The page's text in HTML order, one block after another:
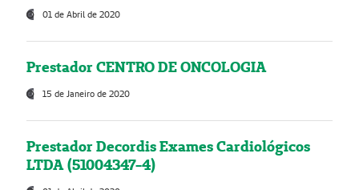
01 de Abril de 2020
Prestador CENTRO DE ONCOLOGIA
15 de Janeiro de 2020
Prestador Decordis Exames Cardiológicos
LTDA (51004347-4)